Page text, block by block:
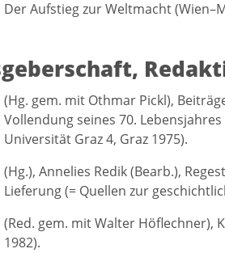
Der Aufstieg zur Weltmacht
(Hg. gem. mit Othmar Pickl),
Vollendung seines 70.
Universität Graz 4, Graz 1975).
(Hg.), Annelies Redik (Bearb.),
Lieferung (= Quellen zur
(Red. gem. mit Walter Höflechner),
1982).